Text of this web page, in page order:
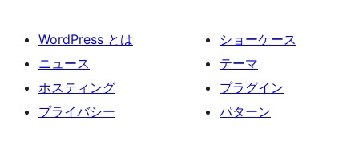
WordPress とは
ニュース
ホスティング
プライバシー
ショーケース
テーマ
プラグイン
パターン